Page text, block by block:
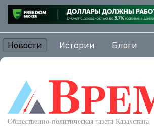
Новости Истории Блоги